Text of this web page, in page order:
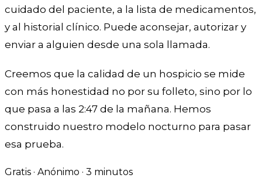
cuidado del paciente, a la lista de medicamentos,
y al historial clínico. Puede aconsejar, autorizar y
enviar a alguien desde una sola llamada.
Creemos que la calidad de un hospicio se mide
con más honestidad no por su folleto, sino por lo
que pasa a las 2:47 de la mañana. Hemos
construido nuestro modelo nocturno para pasar
esa prueba.
Gratis · Anónimo · 3 minutos